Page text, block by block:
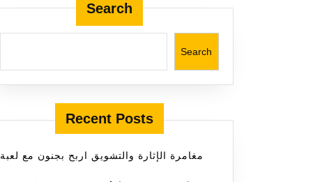
Search
Search
Recent Posts
مغامرة الإثارة والتشويق اربح بجنون مع لعبة